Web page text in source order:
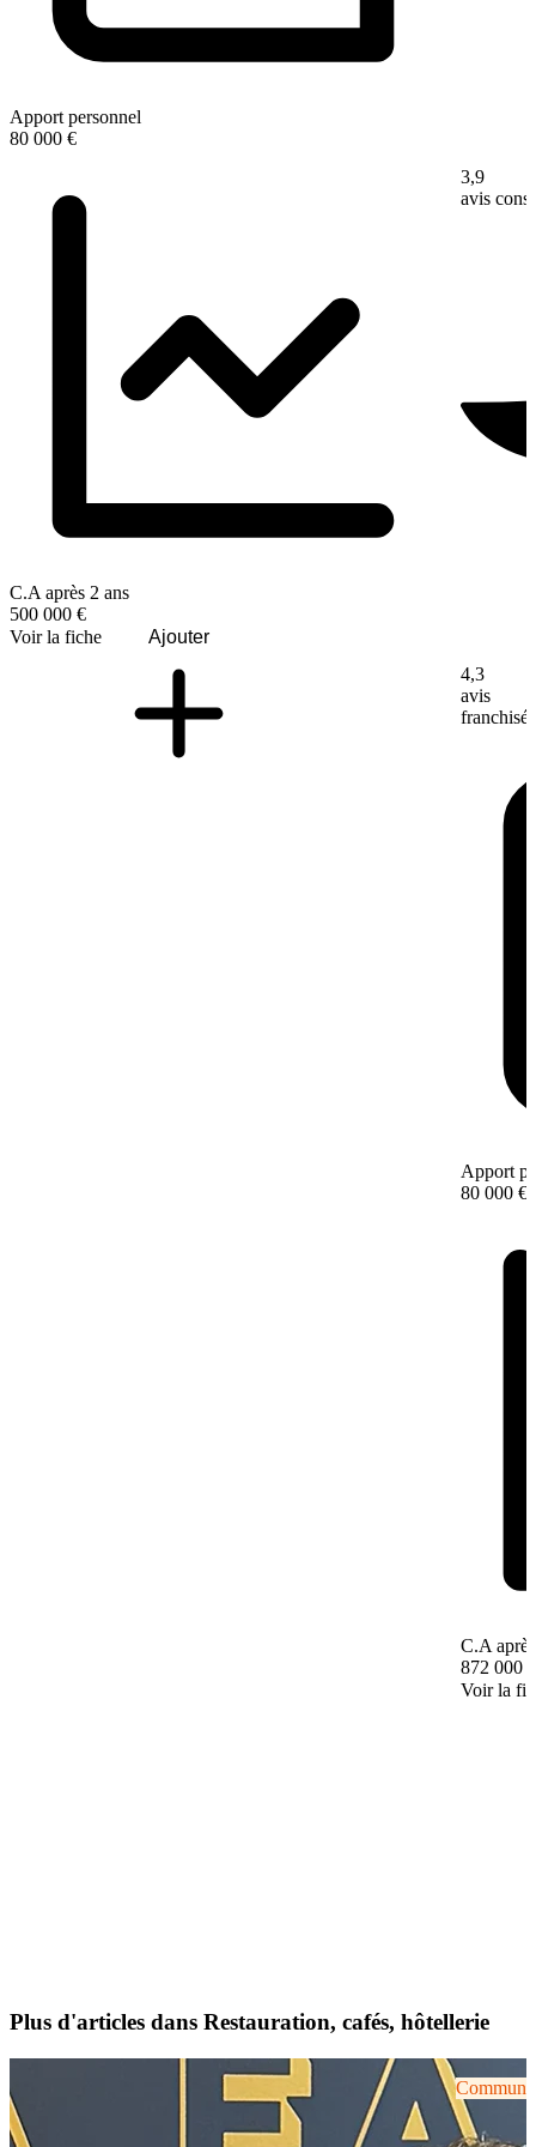
Apport personnel
80 000 €
C.A après 2 ans
500 000 €
Voir la fiche
Ajouter
3,9
avis
4,3
avis
franchisé
Apport
80 000 €
C.A
872 000 €
Voir la
Plus d'articles dans Restauration, cafés, hôtellerie